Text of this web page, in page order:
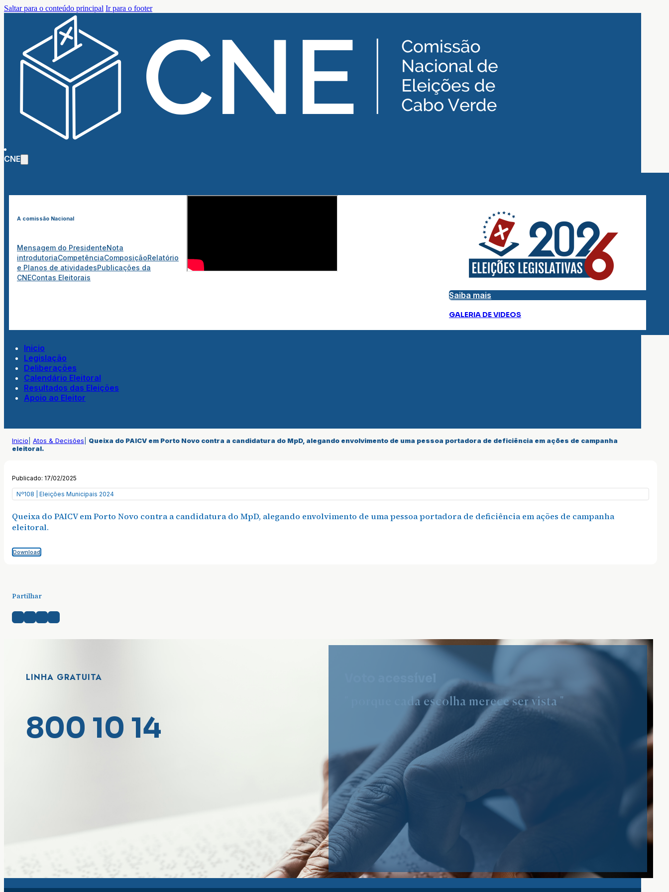
Saltar para o conteúdo principal Ir para o footer
CNE
A comissão Nacional
Mensagem do PresidenteNota
introdutoriaCompetênciaComposiçãoRelatório
e Planos de atividadesPublicações da
CNEContas Eleitorais
Saiba mais
GALERIA DE VIDEOS
Inicio
Legislação
Deliberações
Calendário Eleitoral
Resultados das Eleições
Apoio ao Eleitor
Inicio Atos & Decisões
Queixa do PAICV em Porto Novo contra a candidatura do MpD, alegando envolvimento de uma pessoa portadora de deficiência em ações de campanha
eleitoral.
Publicado: 17/02/2025
Nº108 | Eleições Municipais 2024
Queixa do PAICV em Porto Novo contra a candidatura do MpD, alegando envolvimento de uma pessoa portadora de deficiência em ações de campanha
eleitoral.
Download
Partilhar
LINHA GRATUITA
800 10 14
" porque cada escolha merece ser vista "